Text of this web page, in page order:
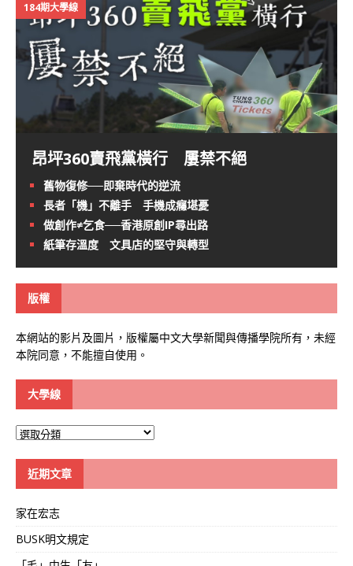
184期大學線
昂坪360賣飛黨橫行 屢禁不絕
舊物復修──即棄時代的逆流
長者「機」不離手 手機成癮堪憂
做創作≠乞食──香港原創IP尋出路
紙筆存溫度 文具店的堅守與轉型
版權
本網站的影片及圖片，版權屬中文大學新聞與傳播學院所有，未經
本院同意，不能擅自使用。
大學線
大
近期文章
家在宏志
BUSK明文規定